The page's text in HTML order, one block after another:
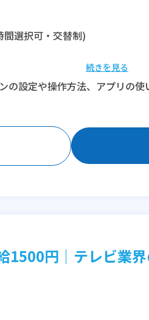
間選択可・交替制)
続きを見る
の設定や操作方法、アプリの
1500円｜テレビ業